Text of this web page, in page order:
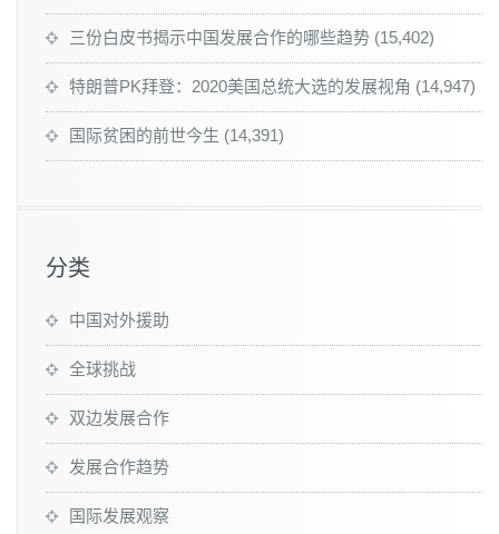
三份白皮书揭示中国发展合作的哪些趋势 (15,402)
特朗普PK拜登：2020美国总统大选的发展视角 (14,947)
国际贫困的前世今生 (14,391)
分类
中国对外援助
全球挑战
双边发展合作
发展合作趋势
国际发展观察